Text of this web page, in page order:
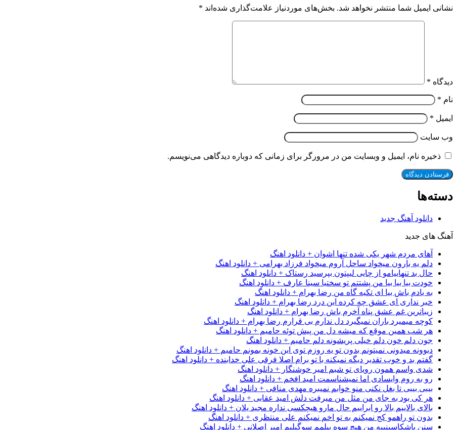
نشانی ایمیل شما منتشر نخواهد شد. بخش‌های موردنیاز علامت‌گذاری شده‌اند *
دیدگاه *
نام *
ایمیل *
وب‌ سایت
ذخیره نام، ایمیل و وبسایت من در مرورگر برای زمانی که دوباره دیدگاهی می‌نویسم.
دسته‌ها
دانلود آهنگ جدید
آهنگ های جدید
آهای مردم شهر یکی شده تنها اشوان + دانلود اهنگ
دلم یه بارون میخواد ساحل آروم میخواد فرزاد بهرامی + دانلود اهنگ
حال بد تنهاییامو از چایی لیپتون بپرسید رستاک + دانلود اهنگ
خودت بیا بیا بیا من پشتتم تو سختیا سینا عارف + دانلود اهنگ
به یادم باش بیا ای تکیه گاه من رضا بهرام + دانلود اهنگ
خبر نداری ای عشق چه کرده این درد رضا بهرام + دانلود اهنگ
زیباترین غم عشق پناه آخرم باش رضا بهرام + دانلود اهنگ
کوچه میمیرد باران نمیگیرد دل ندارم بی قرارم رضا بهرام + دانلود اهنگ
هر شب همین موقع که میشه دل من پیش توئه حامیم + دانلود اهنگ
جون دلم خون دلم خیلی پریشونه دلم حامیم + دانلود اهنگ
دیوونه میدونی نمیتونم بدون تو یه روزم توی این خونه بمونم حامیم + دانلود اهنگ
گفتم بد و خوب تقدیر دیگه نمیکنه با تو برام اصلا فرقی علی خدابنده + دانلود اهنگ
شدی واسم همون رویای تو شبم امیر خوشنگار + دانلود اهنگ
رو به روم وایسادی اما نمیشناسمت امید افخم + دانلود اهنگ
بیبی بیبی تا بغل نکنی منو خوابم نمیبره مهدی منافی + دانلود اهنگ
هر کی بود به جای من مثل من میرفت دلش امید عقابی + دانلود اهنگ
بالای بالاییم بالا رو ابراییم حال مارو هیچکسی نداره مجید یلان + دانلود اهنگ
بدون تو راهمو کج نمیکنم به تو اخم نمیکنم علی منتظری + دانلود اهنگ
سنن باشکاسینییه من هیچ سوه بیلمم سوگیلیم امیر اصلانی + دانلود اهنگ